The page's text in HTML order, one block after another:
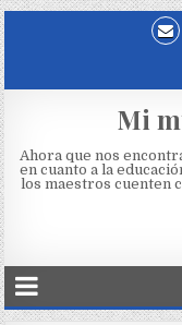
Mi
Ahora que nos
en cuanto a la
los maestros cuenten